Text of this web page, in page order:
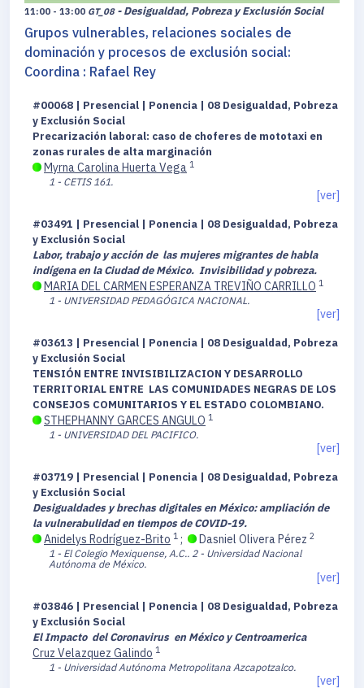
11:00 - 13:00 GT_08 - Desigualdad, Pobreza y Exclusión Social
Grupos vulnerables, relaciones sociales de
dominación y procesos de exclusión social:
Coordina : Rafael Rey
#00068 | Presencial | Ponencia | 08 Desigualdad, Pobreza
y Exclusión Social
Precarización laboral: caso de choferes de mototaxi en
zonas rurales de alta marginación
Myrna Carolina Huerta Vega 1
1 - CETIS 161.
[ver]
#03491 | Presencial | Ponencia | 08 Desigualdad, Pobreza
y Exclusión Social
Labor, trabajo y acción de las mujeres migrantes de habla
indígena en la Ciudad de México. Invisibilidad y pobreza.
MARIA DEL CARMEN ESPERANZA TREVIÑO CARRILLO 1
1 - UNIVERSIDAD PEDAGÓGICA NACIONAL.
[ver]
#03613 | Presencial | Ponencia | 08 Desigualdad, Pobreza
y Exclusión Social
TENSIÓN ENTRE INVISIBILIZACION Y DESARROLLO
TERRITORIAL ENTRE LAS COMUNIDADES NEGRAS DE LOS
CONSEJOS COMUNITARIOS Y EL ESTADO COLOMBIANO.
STHEPHANNY GARCES ANGULO 1
1 - UNIVERSIDAD DEL PACIFICO.
[ver]
#03719 | Presencial | Ponencia | 08 Desigualdad, Pobreza
y Exclusión Social
Desigualdades y brechas digitales en México: ampliación de
la vulnerabulidad en tiempos de COVID-19.
Anidelys Rodríguez-Brito 1 ; Dasniel Olivera Pérez 2
1 - El Colegio Mexiquense, A.C.. 2 - Universidad Nacional
Autónoma de México.
[ver]
#03846 | Presencial | Ponencia | 08 Desigualdad, Pobreza
y Exclusión Social
El Impacto del Coronavirus en México y Centroamerica
Cruz Velazquez Galindo 1
1 - Universidad Autónoma Metropolitana Azcapotzalco.
[ver]